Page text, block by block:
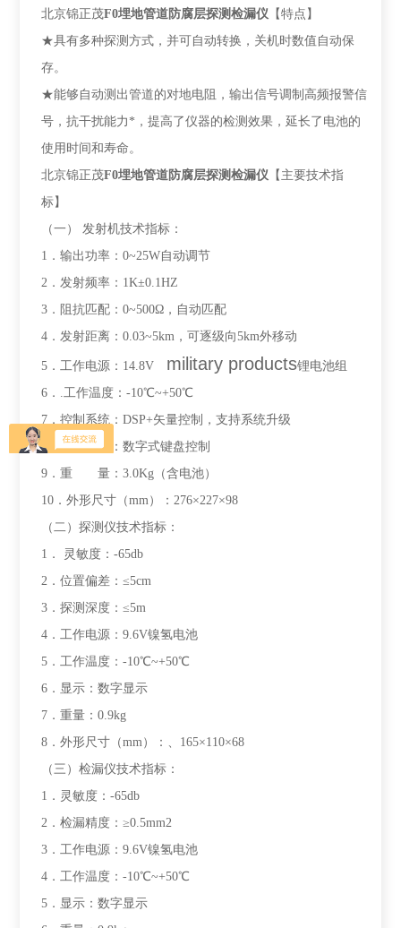
北京锦正茂F0埋地管道防腐层探测检漏仪 【特点】
★具有多种探测方式，并可自动转换，关机时数值自动保
存。
★能够自动测出管道的对地电阻，输出信号调制高频报警信
号，抗干扰能力*，提高了仪器的检测效果，延长了电池的
使用时间和寿命。
北京锦正茂F0埋地管道防腐层探测检漏仪 【主要技术指
标】
（一） 发射机技术指标：
1．输出功率：0~25W自动调节
2．发射频率：1K±0.1HZ
3．阻抗匹配：0~500Ω，自动匹配
4．发射距离：0.03~5km，可逐级向5km外移动
5．工作电源：14.8V military products锂电池组
6．.工作温度：-10℃~+50℃
7．控制系统：DSP+矢量控制，支持系统升级
8．调节系统：数字式键盘控制
9．重 量：3.0Kg（含电池）
10．外形尺寸（mm）：276×227×98
（二）探测仪技术指标：
1． 灵敏度：-65db
2．位置偏差：≤5cm
3．探测深度：≤5m
4．工作电源：9.6V镍氢电池
5．工作温度：-10℃~+50℃
6．显示：数字显示
7．重量：0.9kg
8．外形尺寸（mm）：、165×110×68
（三）检漏仪技术指标：
1．灵敏度：-65db
2．检漏精度：≥0.5mm2
3．工作电源：9.6V镍氢电池
4．工作温度：-10℃~+50℃
5．显示：数字显示